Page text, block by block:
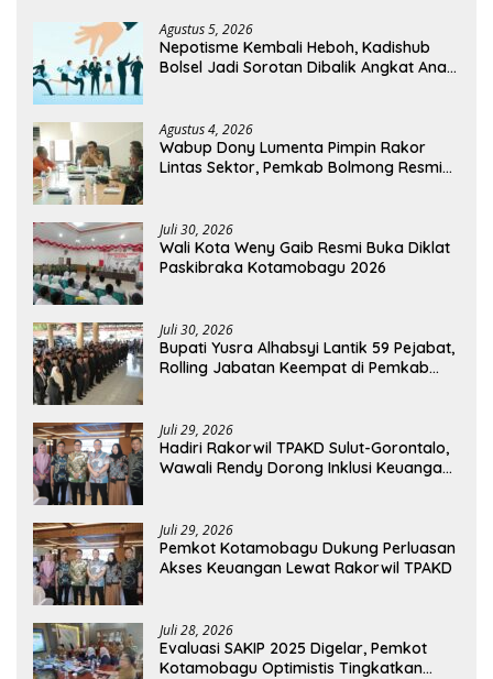
Agustus 5, 2026
Nepotisme Kembali Heboh, Kadishub
Bolsel Jadi Sorotan Dibalik Angkat Anak
Agustus 4, 2026
Wabup Dony Lumenta Pimpin Rakor
Lintas Sektor, Pemkab Bolmong Resmi
Juli 30, 2026
Wali Kota Weny Gaib Resmi Buka Diklat
Paskibraka Kotamobagu 2026
Juli 30, 2026
Bupati Yusra Alhabsyi Lantik 59 Pejabat,
Rolling Jabatan Keempat di Pemkab
Juli 29, 2026
Hadiri Rakorwil TPAKD Sulut-Gorontalo,
Wawali Rendy Dorong Inklusi Keuangan
Juli 29, 2026
Pemkot Kotamobagu Dukung Perluasan
Akses Keuangan Lewat Rakorwil TPAKD
Juli 28, 2026
Evaluasi SAKIP 2025 Digelar, Pemkot
Kotamobagu Optimistis Tingkatkan